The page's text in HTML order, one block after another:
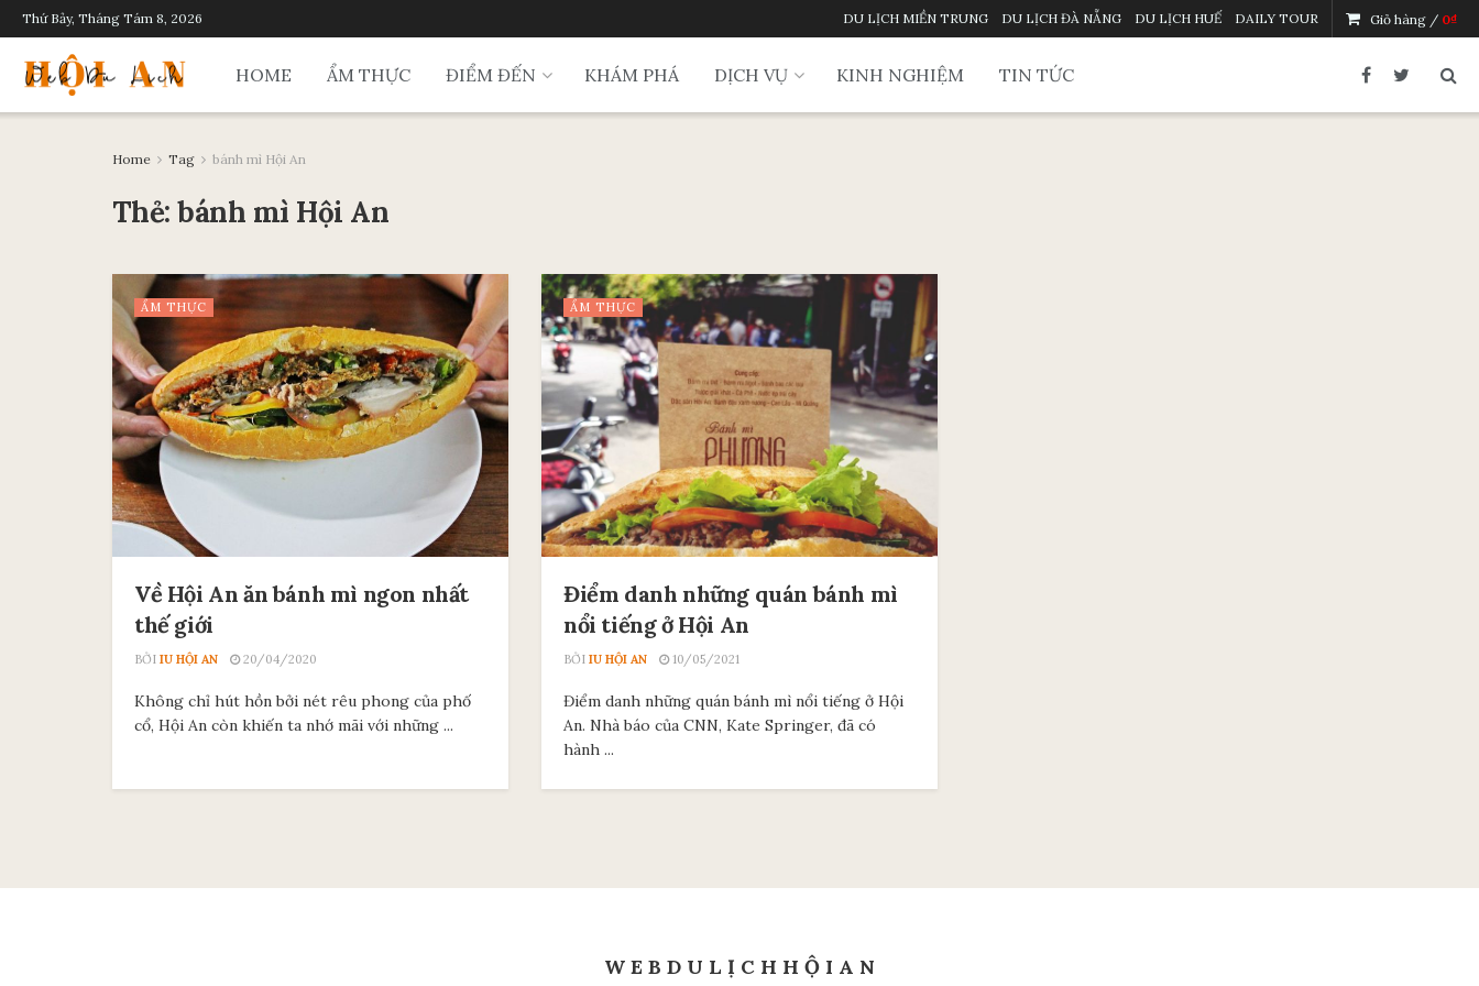
Thứ Bảy, Tháng Tám 8, 2026 DU LỊCH MIỀN TRUNG DU LỊCH ĐÀ NẴNG DU LỊCH HUẾ DAILY TOUR Giỏ hàng / 0₫
HOME ẨM THỰC ĐIỂM ĐẾN KHÁM PHÁ DỊCH VỤ KINH NGHIỆM TIN TỨC
Home Tag bánh mì Hội An
Thẻ:bánh mì Hội An
ẨM THỰC
Về Hội An ăn bánh mì ngon nhất
thế giới
BỞI IU HỘI AN 20/04/2020
Không chỉ hút hồn bởi nét rêu phong của phố
cổ, Hội An còn khiến ta nhớ mãi với những ...
ẨM THỰC
Điểm danh những quán bánh mì
nổi tiếng ở Hội An
BỞI IU HỘI AN 10/05/2021
Điểm danh những quán bánh mì nổi tiếng ở Hội
An. Nhà báo của CNN, Kate Springer, đã có
hành ...
W E B D U L Ị C H H Ộ I A N